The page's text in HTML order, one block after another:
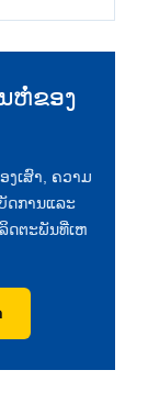
ຫໍ່ຂອງ
ງເສົາ, ຄວາມ
ດການແລະ
ດຕະພັນທີ່ເຫ